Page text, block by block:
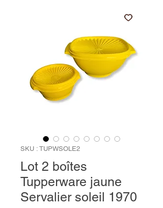
SKU : TUPWSOLE2
Lot 2 boîtes
Tupperware jaune
Servalier soleil 1970